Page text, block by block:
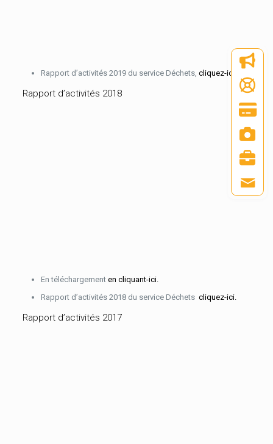
Rapport d’activités 2019 du service Déchets, cliquez-ici.
Rapport d’activités 2018
En téléchargement en cliquant-ici.
Rapport d’activités 2018 du service Déchets cliquez-ici.
Rapport d’activités 2017